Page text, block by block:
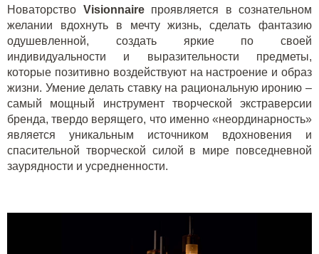
Новаторство Visionnaireпроявляется в сознательном
желании вдохнуть в мечту жизнь, сделать фантазию
одушевленной, создать яркие по своей
индивидуальности и выразительности предметы,
которые позитивно воздействуют на настроение и образ
жизни. Умение делать ставку на рациональную иронию –
самый мощный инструмент творческой экстраверсии
бренда, твердо верящего, что именно «неординарность»
является уникальным источником вдохновения и
спасительной творческой силой в мире повседневной
заурядности и усредненности.